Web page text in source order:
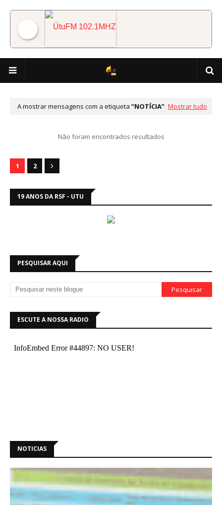
ÚtuFM 102.1MHZ
A mostrar mensagens com a etiqueta NOTÍCIA Mostrar tudo
Não foram encontrados resultados
1 2
19 ANOS DA RSF - UTU
PESQUISAR AQUI
ESCUTE A NOSSA RADIO
NOTICIAS